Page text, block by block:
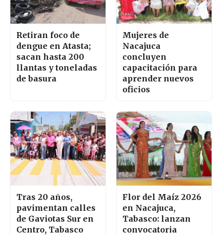
Retiran foco de
dengue en Atasta;
sacan hasta 200
llantas y toneladas
de basura
Mujeres de
Nacajuca
concluyen
capacitación para
aprender nuevos
oficios
Tras 20 años,
pavimentan calles
de Gaviotas Sur en
Centro, Tabasco
Flor del Maíz 2026
en Nacajuca,
Tabasco: lanzan
convocatoria